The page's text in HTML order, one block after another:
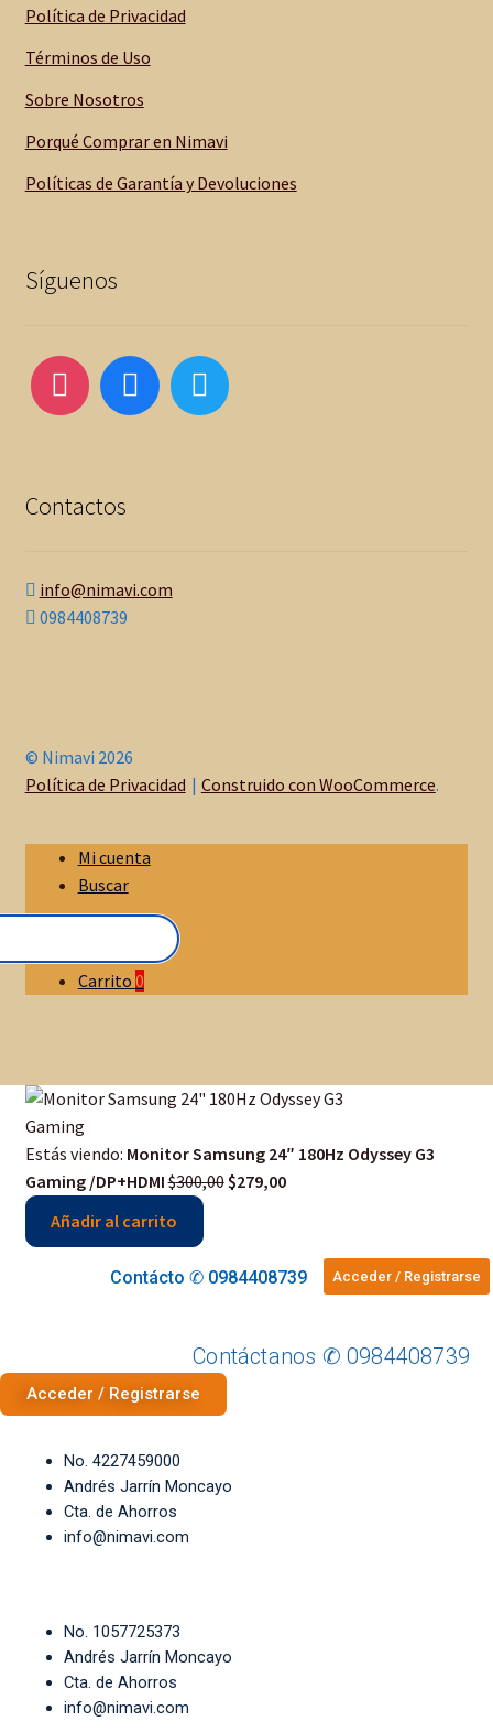
Política de Privacidad
Términos de Uso
Sobre Nosotros
Porqué Comprar en Nimavi
Políticas de Garantía y Devoluciones
Síguenos
Contactos
info@nimavi.com
0984408739
© Nimavi 2026
Política de Privacidad
Construido con WooCommerce.
Mi cuenta
Buscar
Carrito 0
Estás viendo: Monitor Samsung 24″ 180Hz Odyssey G3
Gaming /DP+HDMI$300,00$279,00
Añadir al carrito
Contácto ✆ 0984408739 Acceder / Registrarse
Contáctanos ✆ 0984408739
Acceder / Registrarse
No. 4227459000
Andrés Jarrín Moncayo
Cta. de Ahorros
info@nimavi.com
No. 1057725373
Andrés Jarrín Moncayo
Cta. de Ahorros
info@nimavi.com